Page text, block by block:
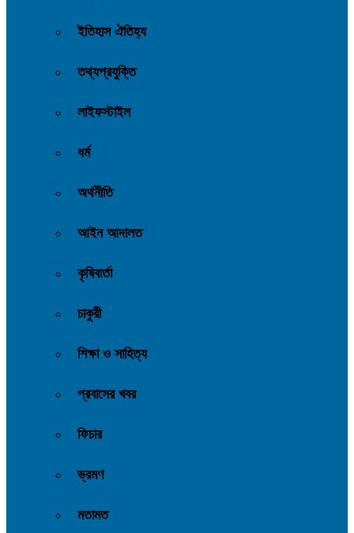
ইতিহাস ঐতিহ্য
তথ্যপ্রযুক্তি
লাইফস্টাইল
ধর্ম
অর্থনীতি
আইন আদালত
কৃষিবার্তা
চাকুরী
শিক্ষা ও সাহিত্য
প্রবাসের খবর
ফিচার
ভ্রমণ
মতামত